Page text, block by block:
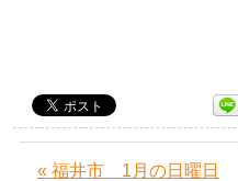
« 福井市 1月の日曜日